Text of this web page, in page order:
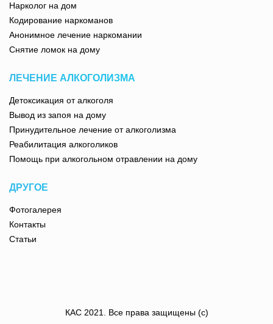
Нарколог на дом
Кодирование наркоманов
Анонимное лечение наркомании
Снятие ломок на дому
ЛЕЧЕНИЕ АЛКОГОЛИЗМА
Детоксикация от алкоголя
Вывод из запоя на дому
Принудительное лечение от алкоголизма
Реабилитация алкоголиков
Помощь при алкогольном отравлении на дому
ДРУГОЕ
Фотогалерея
Контакты
Статьи
КАС 2021
. Все права защищены (с)